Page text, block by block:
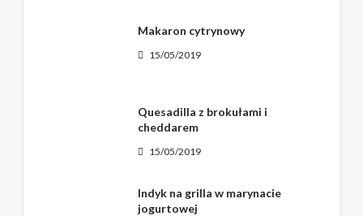
Makaron cytrynowy
15/05/2019
Quesadilla z brokułami i
cheddarem
15/05/2019
Indyk na grilla w marynacie
jogurtowej